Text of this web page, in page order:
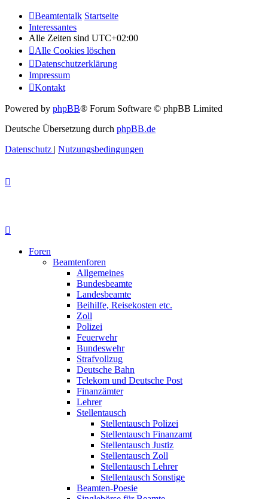
Beamtentalk Startseite
Interessantes
Alle Zeiten sind UTC+02:00
Alle Cookies löschen
Datenschutzerklärung
Impressum
Kontakt
Powered by phpBB® Forum Software © phpBB Limited
Deutsche Übersetzung durch phpBB.de
Datenschutz | Nutzungsbedingungen
Foren
Beamtenforen
Allgemeines
Bundesbeamte
Landesbeamte
Beihilfe, Reisekosten etc.
Zoll
Polizei
Feuerwehr
Bundeswehr
Strafvollzug
Deutsche Bahn
Telekom und Deutsche Post
Finanzämter
Lehrer
Stellentausch
Stellentausch Polizei
Stellentausch Finanzamt
Stellentausch Justiz
Stellentausch Zoll
Stellentausch Lehrer
Stellentausch Sonstige
Beamten-Poesie